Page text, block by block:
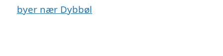
byer nær Dybbøl